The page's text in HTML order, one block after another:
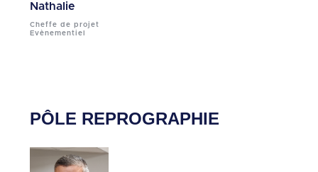
Nathalie
Cheffe de projet
Evènementiel
PÔLE REPROGRAPHIE